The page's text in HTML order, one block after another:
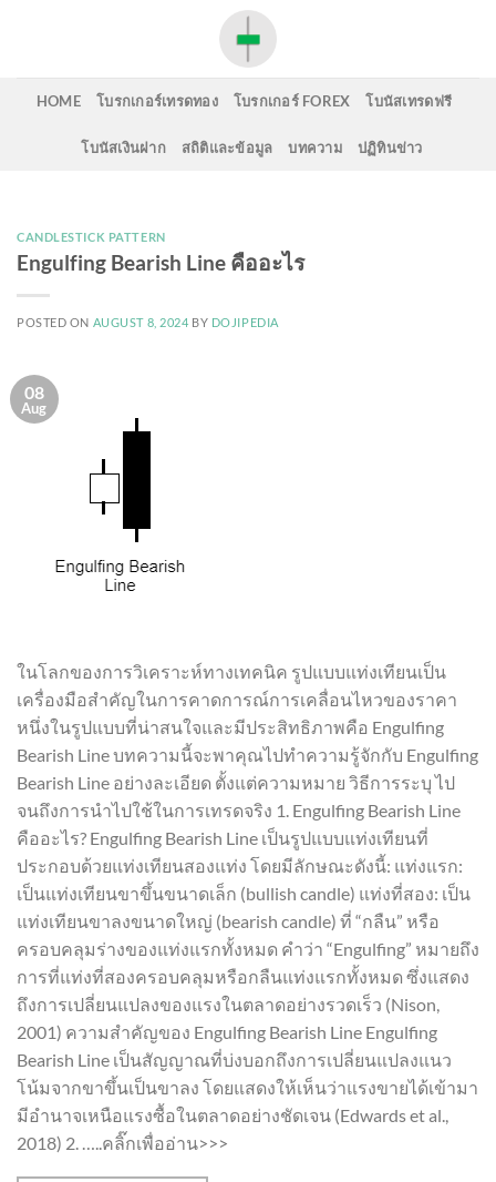
HOME โบรกเกอร์เทรดทอง โบรกเกอร์ FOREX โบนัสเทรดฟรี
โบนัสเงินฝาก สถิติและข้อมูล บทความ ปฏิทินข่าว
CANDLESTICK PATTERN
Engulfing Bearish Line คืออะไร
POSTED ON AUGUST 8, 2024 BY DOJIPEDIA
08
Aug
ในโลกของการวิเคราะห์ทางเทคนิค รูปแบบแท่งเทียนเป็น
เครื่องมือสำคัญในการคาดการณ์การเคลื่อนไหวของราคา
หนึ่งในรูปแบบที่น่าสนใจและมีประสิทธิภาพคือ Engulfing
Bearish Line บทความนี้จะพาคุณไปทำความรู้จักกับ Engulfing
Bearish Line อย่างละเอียด ตั้งแต่ความหมาย วิธีการระบุ ไป
จนถึงการนำไปใช้ในการเทรดจริง 1. Engulfing Bearish Line
คืออะไร? Engulfing Bearish Line เป็นรูปแบบแท่งเทียนที่
ประกอบด้วยแท่งเทียนสองแท่ง โดยมีลักษณะดังนี้: แท่งแรก:
เป็นแท่งเทียนขาขึ้นขนาดเล็ก (bullish candle) แท่งที่สอง: เป็น
แท่งเทียนขาลงขนาดใหญ่ (bearish candle) ที่ “กลืน” หรือ
ครอบคลุมร่างของแท่งแรกทั้งหมด คำว่า “Engulfing” หมายถึง
การที่แท่งที่สองครอบคลุมหรือกลืนแท่งแรกทั้งหมด ซึ่งแสดง
ถึงการเปลี่ยนแปลงของแรงในตลาดอย่างรวดเร็ว (Nison,
2001) ความสำคัญของ Engulfing Bearish Line Engulfing
Bearish Line เป็นสัญญาณที่บ่งบอกถึงการเปลี่ยนแปลงแนว
โน้มจากขาขึ้นเป็นขาลง โดยแสดงให้เห็นว่าแรงขายได้เข้ามา
มีอำนาจเหนือแรงซื้อในตลาดอย่างชัดเจน (Edwards et al.,
2018) 2. …..คลิ๊กเพื่ออ่าน>>>